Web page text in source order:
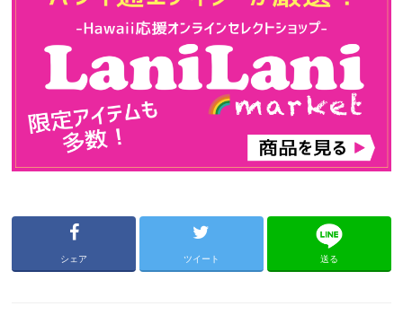
シェア ツイート 送る